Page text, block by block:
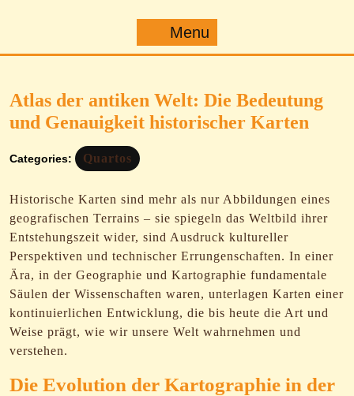
Menu
Atlas der antiken Welt: Die Bedeutung
und Genauigkeit historischer Karten
Categories: Quartos
Historische Karten sind mehr als nur Abbildungen eines
geografischen Terrains – sie spiegeln das Weltbild ihrer
Entstehungszeit wider, sind Ausdruck kultureller
Perspektiven und technischer Errungenschaften. In einer
Ära, in der Geographie und Kartographie fundamentale
Säulen der Wissenschaften waren, unterlagen Karten einer
kontinuierlichen Entwicklung, die bis heute die Art und
Weise prägt, wie wir unsere Welt wahrnehmen und
verstehen.
Die Evolution der Kartographie in der